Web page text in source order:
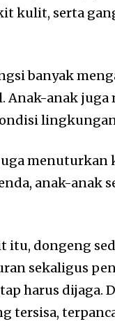
kulit, serta
banyak
Anak-anak
menuturkan
anak-anak
itu, dongeng
sekaligus
harus dijaga.
tersisa,